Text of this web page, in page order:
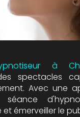
à
spectacles
Avec une
séance
émerveiller le